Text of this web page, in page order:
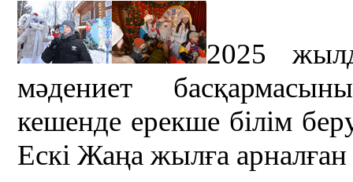
2025
мәдениет
кешенде ерекше білім
Ескі Жаңа жылға арналған